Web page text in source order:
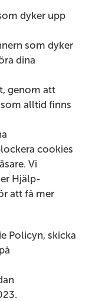
dyker upp
som dyker
dina
genom att
alltid finns
cookies
Vi
Hjälp-
att få mer
Policyn, skicka